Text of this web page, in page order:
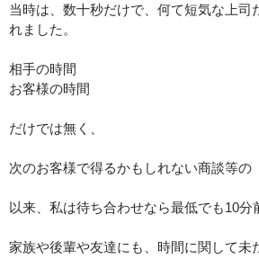
当時は、数十秒だけで、何て短気な上司
れました。
相手の時間
お客様の時間
だけでは無く、
次のお客様で得るかもしれない商談等の
以来、私は待ち合わせなら最低でも10
家族や後輩や友達にも、時間に関して未